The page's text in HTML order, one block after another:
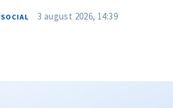
SOCIAL 3 august 2026, 14:39